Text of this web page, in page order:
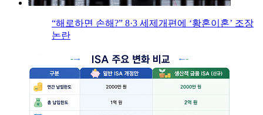
“해로하면 손해?” 8·3 세제개편에 ‘황혼이혼’ 조장
논란